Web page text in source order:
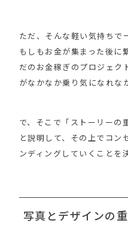
ただ、そんな軽い気持ちで
もしもお金が集まった後に
だのお金稼ぎのプロジェク
がなかなか乗り気になれな
で、そこで「ストーリーの
と説明して、その上でコン
ンディングしていくことを
写真とデザインの重